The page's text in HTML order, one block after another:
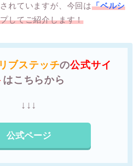
れていますが、今回は「ベルシ
してご紹介します！
ブステッチの公式サイ
はこちらから
↓↓↓
公式ページ